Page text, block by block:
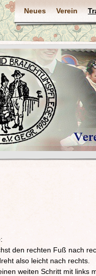
Neues Verein
den rechten Fuß nach
also leicht nach rechts.
weiten Schritt mit links